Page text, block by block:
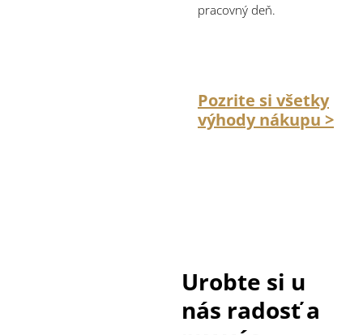
pracovný deň.
Pozrite si všetky
výhody nákupu >
Urobte si u
nás radosť a